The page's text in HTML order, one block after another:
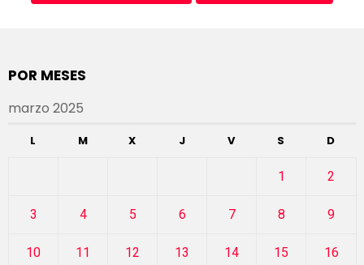
POR MESES
marzo 2025
L M X J V S D
1 2
3 4 5 6 7 8 9
10 11 12 13 14 15 16